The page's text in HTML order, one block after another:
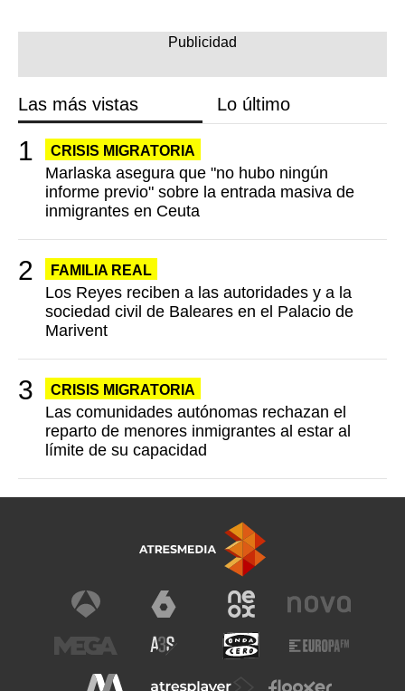
Las más vistas Lo último
CRISIS MIGRATORIA
Marlaska asegura que "no hubo ningún
informe previo" sobre la entrada masiva de
inmigrantes en Ceuta
FAMILIA REAL
Los Reyes reciben a las autoridades y a la
sociedad civil de Baleares en el Palacio de
Marivent
CRISIS MIGRATORIA
Las comunidades autónomas rechazan el
reparto de menores inmigrantes al estar al
límite de su capacidad